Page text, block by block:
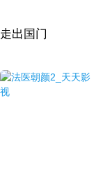
走出国门